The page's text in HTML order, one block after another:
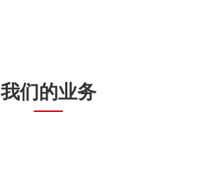
我们的业务